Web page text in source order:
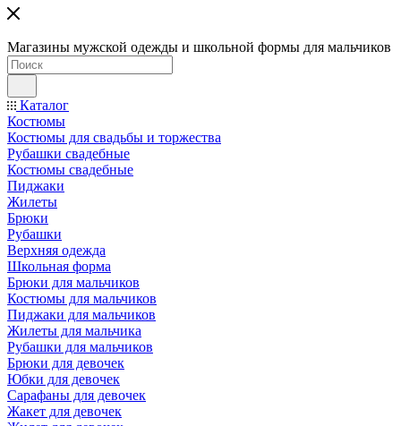
Магазины мужской одежды и школьной формы для мальчиков
Каталог
Костюмы
Костюмы для свадьбы и торжества
Рубашки свадебные
Костюмы свадебные
Пиджаки
Жилеты
Брюки
Рубашки
Верхняя одежда
Школьная форма
Брюки для мальчиков
Костюмы для мальчиков
Пиджаки для мальчиков
Жилеты для мальчика
Рубашки для мальчиков
Брюки для девочек
Юбки для девочек
Сарафаны для девочек
Жакет для девочек